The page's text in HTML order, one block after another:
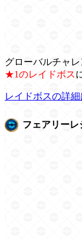
グローバルチャ
★1のレイドボス
レイドボスの詳
フェアリー